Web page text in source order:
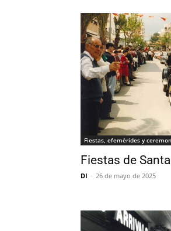
Fiestas, efemérides y
Fiestas de
DI - 26 de mayo de 2025